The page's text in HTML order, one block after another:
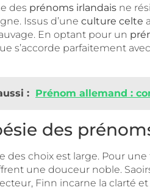
des prénoms irlandais ne
Issus d’une culture celte
En optant pour un
s’accorde parfaitement
: Prénom allemand :
des
des choix est large. Pour
une douceur noble.
Finn incarne la clarté